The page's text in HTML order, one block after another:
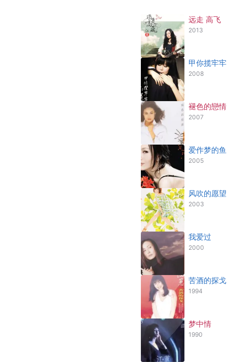
远走 高飞
2013
甲你揽牢牢
2008
褪色的戀情
2007
爱作梦的鱼
2005
风吹的愿望
2003
我爱过
2000
苦酒的探戈
1994
梦中情
1990